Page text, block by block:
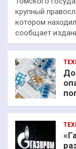
крупный
котором
сообщает